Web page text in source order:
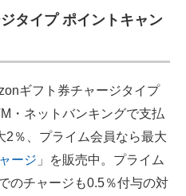
タイプ ポイントキャン
ギフト券チャージタイプ
・ネットバンキングで支払
2％、プライム会員なら最大
ージ 」を販売中。プライム
のチャージも0.5％付与の対